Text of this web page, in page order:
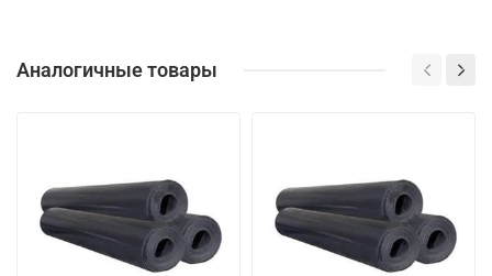
Аналогичные товары